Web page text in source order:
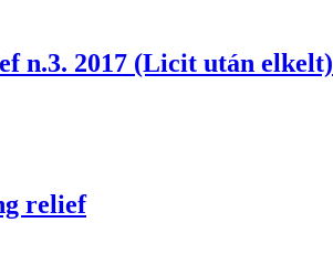
n.3. 2017 (Licit után elkelt)
relief